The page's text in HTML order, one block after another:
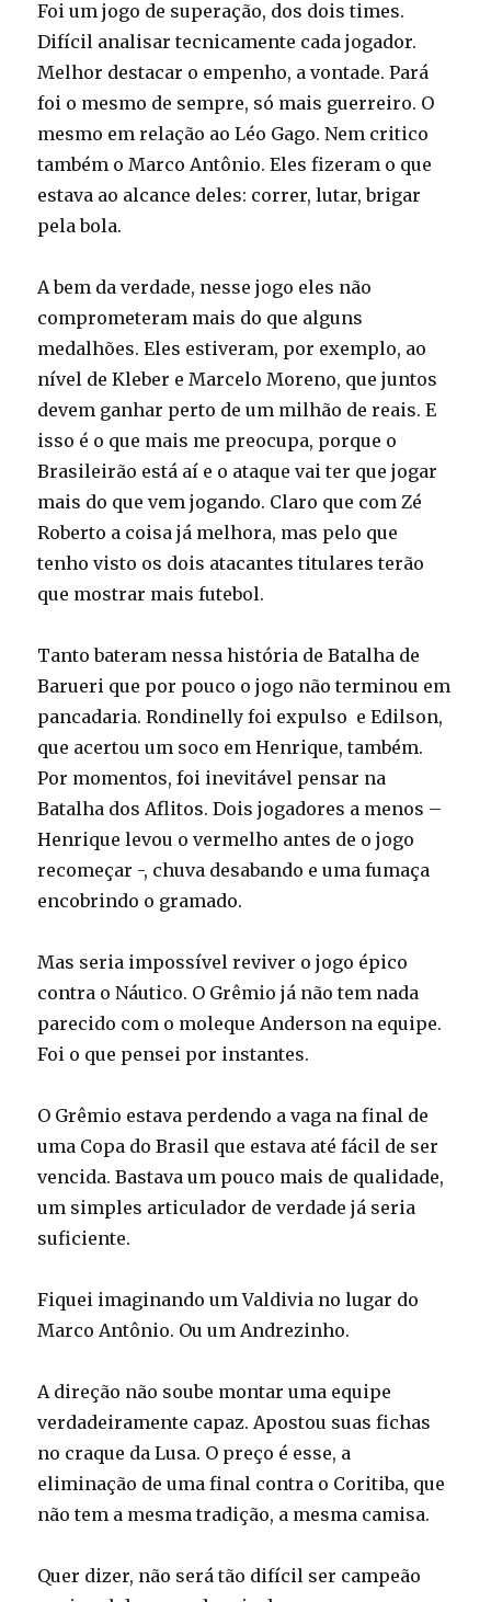
Foi um jogo de superação, dos dois times.
Difícil analisar tecnicamente cada jogador.
Melhor destacar o empenho, a vontade. Pará
foi o mesmo de sempre, só mais guerreiro. O
mesmo em relação ao Léo Gago. Nem critico
também o Marco Antônio. Eles fizeram o que
estava ao alcance deles: correr, lutar, brigar
pela bola.
A bem da verdade, nesse jogo eles não
comprometeram mais do que alguns
medalhões. Eles estiveram, por exemplo, ao
nível de Kleber e Marcelo Moreno, que juntos
devem ganhar perto de um milhão de reais. E
isso é o que mais me preocupa, porque o
Brasileirão está aí e o ataque vai ter que jogar
mais do que vem jogando. Claro que com Zé
Roberto a coisa já melhora, mas pelo que
tenho visto os dois atacantes titulares terão
que mostrar mais futebol.
Tanto bateram nessa história de Batalha de
Barueri que por pouco o jogo não terminou em
pancadaria. Rondinelly foi expulso e Edilson,
que acertou um soco em Henrique, também.
Por momentos, foi inevitável pensar na
Batalha dos Aflitos. Dois jogadores a menos –
Henrique levou o vermelho antes de o jogo
recomeçar -, chuva desabando e uma fumaça
encobrindo o gramado.
Mas seria impossível reviver o jogo épico
contra o Náutico. O Grêmio já não tem nada
parecido com o moleque Anderson na equipe.
Foi o que pensei por instantes.
O Grêmio estava perdendo a vaga na final de
uma Copa do Brasil que estava até fácil de ser
vencida. Bastava um pouco mais de qualidade,
um simples articulador de verdade já seria
suficiente.
Fiquei imaginando um Valdivia no lugar do
Marco Antônio. Ou um Andrezinho.
A direção não soube montar uma equipe
verdadeiramente capaz. Apostou suas fichas
no craque da Lusa. O preço é esse, a
eliminação de uma final contra o Coritiba, que
não tem a mesma tradição, a mesma camisa.
Quer dizer, não será tão difícil ser campeão